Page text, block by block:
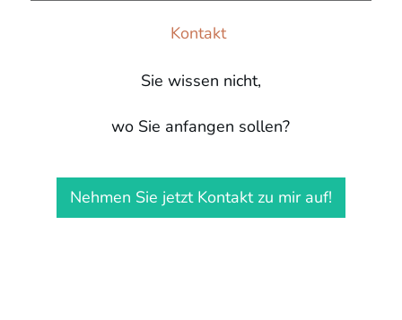
Kontakt
Sie wissen nicht,
wo Sie anfangen sollen?
Nehmen Sie jetzt Kontakt zu mir auf!